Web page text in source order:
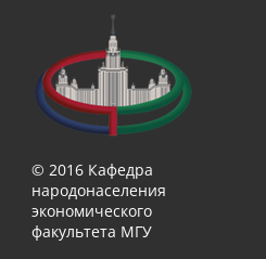
© 2016 Кафедра
народонаселения
экономического
факультета МГУ